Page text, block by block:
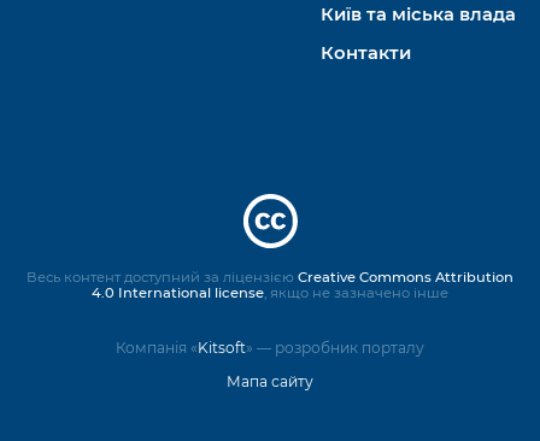
Київ та міська влада
Контакти
Компанія «Kitsoft» — розробник порталу
Мапа сайту
Весь контент доступний за ліцензією Creative Commons Attribution
4.0 International license, якщо не зазначено інше